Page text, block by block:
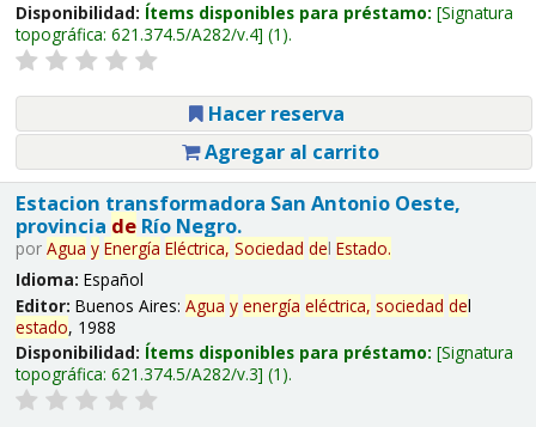
Disponibilidad: Ítems disponibles para préstamo: Signatura
topográfica: 621.374.5/A282/v.4 (1).
Hacer reserva
Agregar al carrito
Estacion transformadora San Antonio Oeste,
provincia deRío Negro.
por Agua y Energía Eléctrica, Sociedad del Estado.
Idioma: Español
Editor: Buenos Aires: Agua y energía eléctrica, sociedad del
estado, 1988
Disponibilidad: Ítems disponibles para préstamo: Signatura
topográfica: 621.374.5/A282/v.3 (1).